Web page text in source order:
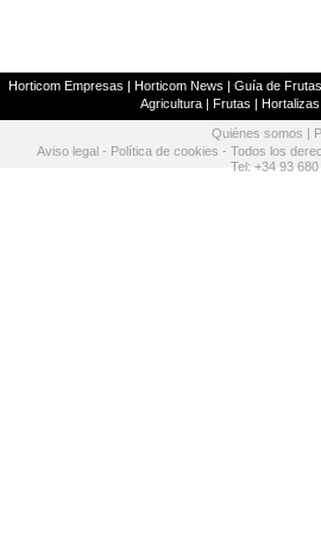
Horticom Empresas | Horticom News | Guía de
Agricultura| Frutas | Hortalizas
Quiénes somos
Aviso legal - Política de cookies - Todos los
Tel: +34 93